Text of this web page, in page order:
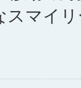
スマイ